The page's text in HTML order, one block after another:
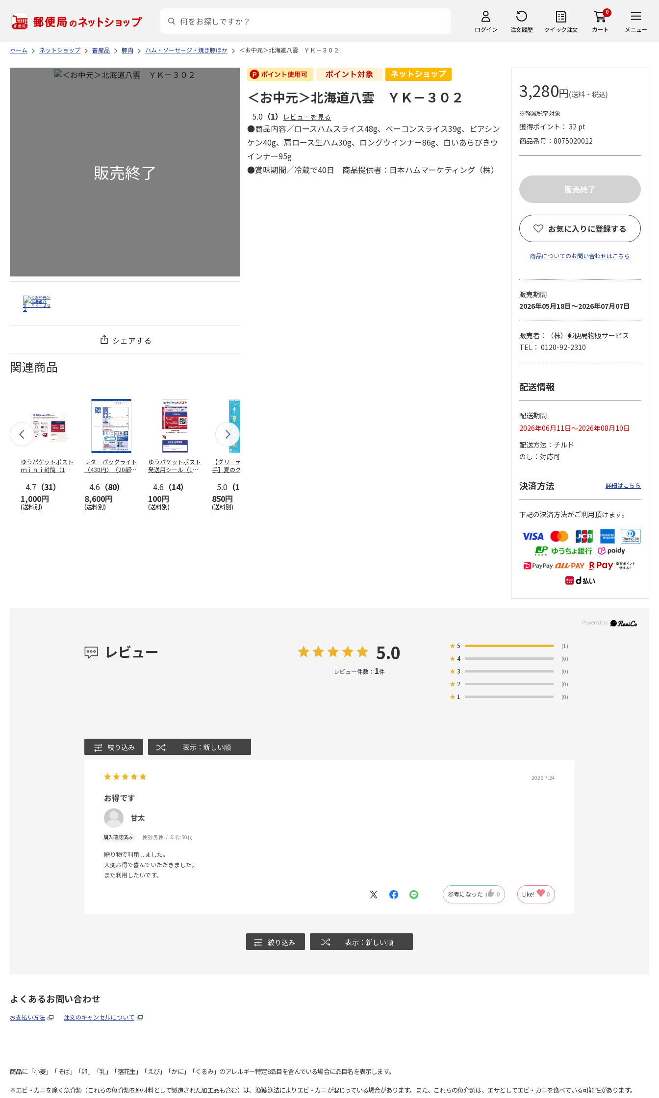
ログイン 注文履歴 クイック注文
0
カート メニュー
ホーム ネットショップ 畜産品 豚肉 ハム・ソーセージ・焼き豚ほか ＜お中元＞北海道八雲 ＹＫ－３０２
シェアする
関連商品
ゆうパケットポスト
ｍｉｎｉ封筒（1個
4.7 （31）
1,000円
(送料別)
レターパックライト
（430円）（20部セ
4.6 （80）
8,600円
(送料別)
ゆうパケットポスト
発送用シール（1個
4.6 （14）
100円
(送料別)
【グリーティング切
手】夏のグリーティ
5.0 （10）
850円
(送料別)
【グリーティング切
円…
4.8（11）
5,500円
4.6（7）
11,000円
＜お中元＞北海道八雲 ＹＫ－３０２
5.0 （1） レビューを見る
●商品内容／ロースハムスライス48g、ベーコンスライス39g、ビアシン
ケン40g、肩ロース生ハム30g、ロングウインナー86g、白いあらびきウ
インナー95g
●賞味期間／冷蔵で40日 商品提供者：日本ハムマーケティング（株）
3,280円(送料・税込)
※軽減税率対象
獲得ポイント： 32 pt
商品番号
8075020012
お気に入りに登録する
商品についてのお問い合わせはこちら
販売期間
2026年05月18日～2026年07月07日
販売者：（株）郵便局物販サービス
TEL： 0120-92-2310
配送情報
配送期間
2026年06月11日～2026年08月10日
配送方法
チルド
のし
対応可
決済方法 詳細はこちら
下記の決済方法がご利用頂けます。
レビュー 5.0
レビュー件数： 1件
★5 (1)
★4 (0)
★3 (0)
★ 2 (0)
★ 1 (0)
絞り込み 表示：新しい順
2026.7.24
お得です
甘太
購入確認済み 性別:男性 年代:50代
贈り物で利用しました。
大変お得で喜んでいただきました。
また利用したいです。
参考になった 0 Like! 0
絞り込み 表示：新しい順
よくあるお問い合わせ
お支払い方法 注文のキャンセルについて
商品に「小麦」「そば」「卵」「乳」「落花生」「えび」「かに」「くるみ」のアレルギー特定8品目を含んでいる場合に品目名を表示します。
※エビ・カニを除く魚介類（これらの魚介類を原材料として製造された加工品も含む）は、漁獲漁法によりエビ・カニが混じっている場合があります。また、これらの魚介類は、エサとしてエビ・カニを食べている可能性があります。